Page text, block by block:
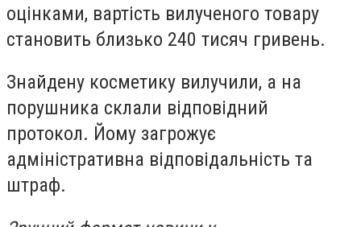
оцінками, вартість вилученого товару
становить близько 240 тисяч гривень.
Знайдену косметику вилучили, а на
порушника склали відповідний
протокол. Йому загрожує
адміністративна відповідальність та
штраф.